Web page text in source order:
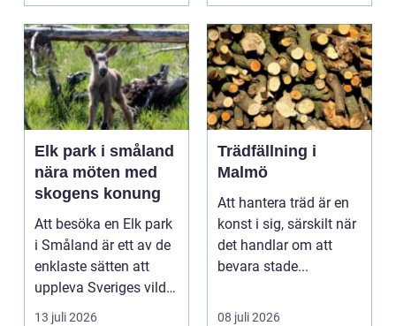
Elk park i småland
nära möten med
skogens konung
Att besöka en Elk park
i Småland är ett av de
enklaste sätten att
uppleva Sveriges vilda
hjärta på n...
13 juli 2026
Trädfällning i
Malmö
Att hantera träd är en
konst i sig, särskilt när
det handlar om att
bevara stade...
08 juli 2026